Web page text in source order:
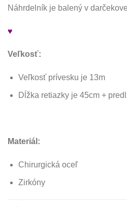
Náhrdelník je balený v
♥
Veľkosť:
Veľkosť prívesku je 13m
Dĺžka retiazky je 45cm +
Materiál:
Chirurgická oceľ
Zirkóny